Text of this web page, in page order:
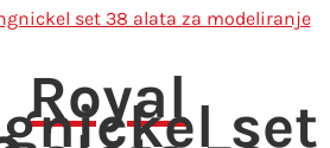
Royal set